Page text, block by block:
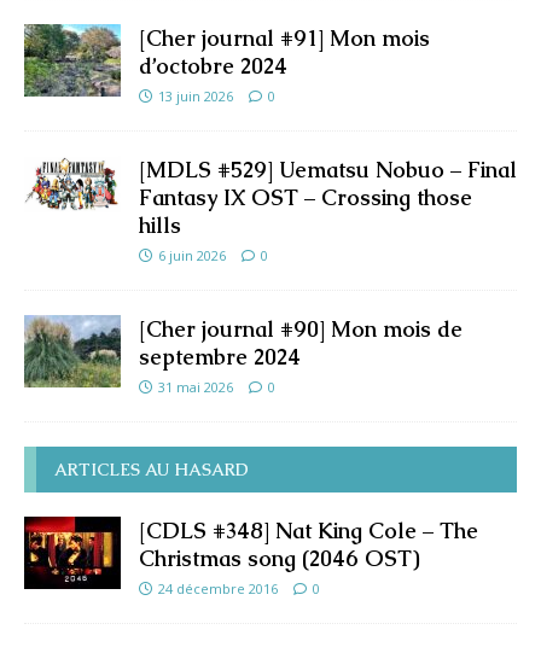
[Cher journal #91] Mon mois
d’octobre 2024
13 juin 2026 0
[MDLS #529] Uematsu Nobuo – Final
Fantasy IX OST – Crossing those
hills
6 juin 2026 0
[Cher journal #90] Mon mois de
septembre 2024
31 mai 2026 0
ARTICLES AU HASARD
[CDLS #348] Nat King Cole – The
Christmas song (2046 OST)
24 décembre 2016 0